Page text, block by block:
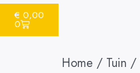
€ 0,00
0
Home / Tuin /